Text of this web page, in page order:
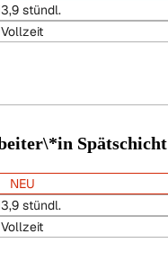
stündl.
Vollzeit
Spätschicht
NEU
stündl.
Vollzeit